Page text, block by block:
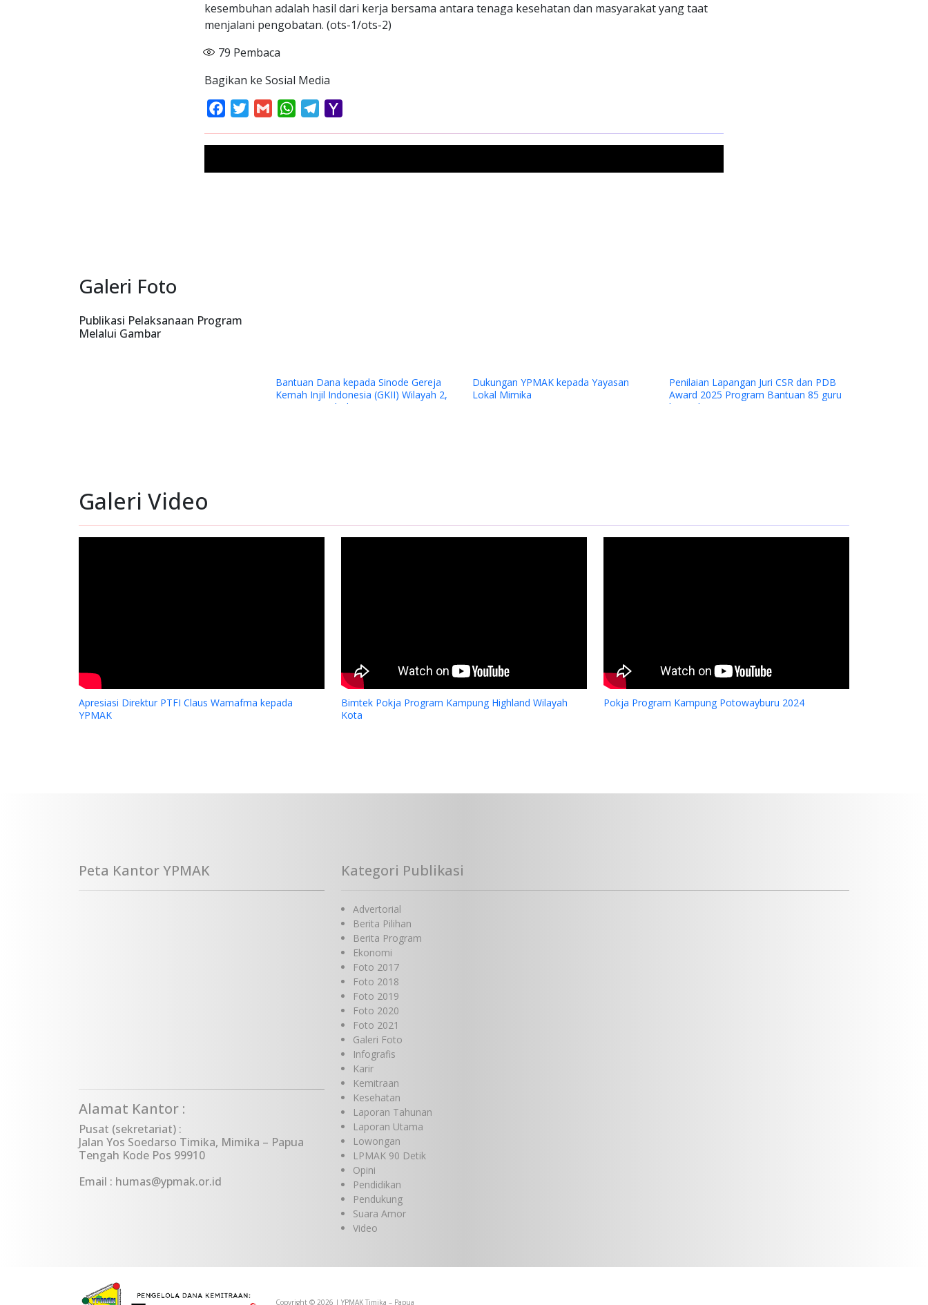
kesembuhan adalah hasil dari kerja bersama antara tenaga kesehatan dan masyarakat yang taat
menjalani pengobatan. (ots-1/ots-2)
79 Pembaca
Bagikan ke Sosial Media
FacebookTwitterGmail WhatsAppTelegram
Galeri Foto
Publikasi Pelaksanaan Program
Melalui Gambar
Bantuan Dana kepada Sinode Gereja
Kemah Injil Indonesia (GKII) Wilayah 2,
Papua Tengah dan GKII Amungsa
Dukungan YPMAK kepada Yayasan
Lokal Mimika
Penilaian Lapangan Juri CSR dan PDB
Award 2025 Program Bantuan 85 guru
kontrak
Galeri Video
Apresiasi Direktur PTFI Claus Wamafma kepada
YPMAK
Bimtek Pokja Program Kampung Highland Wilayah
Kota
Pokja Program Kampung Potowayburu 2024
Peta Kantor YPMAK
Alamat Kantor :
Pusat (sekretariat) :
Jalan Yos Soedarso Timika, Mimika – Papua
Tengah Kode Pos 99910
Email : humas@ypmak.or.id
Kategori Publikasi
Advertorial
Berita Pilihan
Berita Program
Ekonomi
Foto 2017
Foto 2018
Foto 2019
Foto 2020
Foto 2021
Galeri Foto
Infografis
Karir
Kemitraan
Kesehatan
Laporan Tahunan
Laporan Utama
Lowongan
LPMAK 90 Detik
Opini
Pendidikan
Pendukung
Suara Amor
Video
Copyright © 2026 | YPMAK Timika – Papua